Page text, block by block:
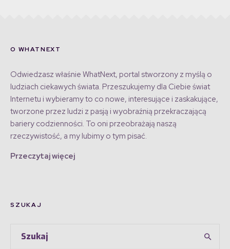
O WHATNEXT
Odwiedzasz właśnie WhatNext, portal stworzony z myślą o
ludziach ciekawych świata. Przeszukujemy dla Ciebie świat
Internetu i wybieramy to co nowe, interesujące i zaskakujące,
tworzone przez ludzi z pasją i wyobraźnią przekraczającą
bariery codzienności. To oni przeobrażają naszą
rzeczywistość, a my lubimy o tym pisać.
Przeczytaj więcej
SZUKAJ